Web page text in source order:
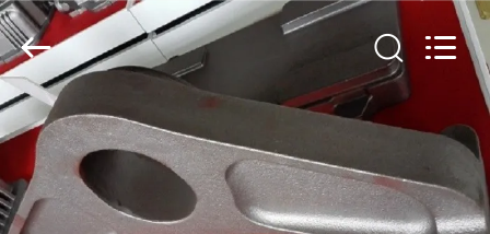
HAUS
PRODUKTE
&
Forging
Factory.
All
Rights
Reserved.
Developed
by
ECER